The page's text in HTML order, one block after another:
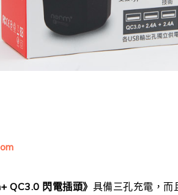
QC3.0 閃電插頭》 具備三孔充電，而